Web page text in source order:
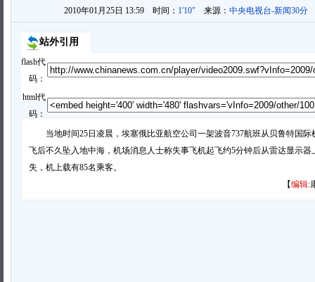
2010年01月25日 13:59 时间： 1'10" 来源： 中央电视台-新闻30分
站外引用
flash代
码：
html代
码：
当地时间25日凌晨，埃塞俄比亚航空公司一架波音737航班从贝鲁特国际
飞后不久坠入地中海，机场消息人士称失事飞机起飞约5分钟后从雷达显示器
失，机上载有85名乘客。
【编辑: